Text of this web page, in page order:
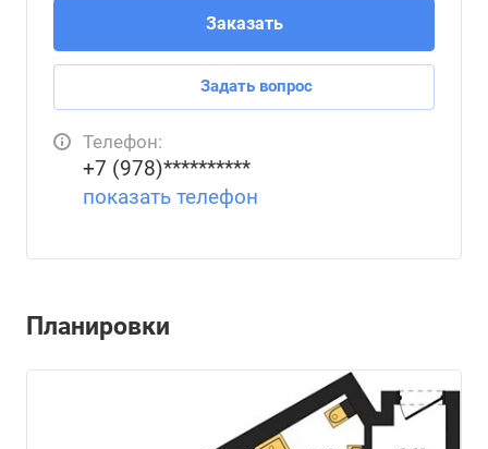
Заказать
Задать вопрос
Телефон:
+7 (978)**********
показать телефон
Планировки